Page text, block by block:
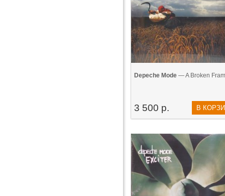
Depeche Mode— A Broken
3 500 р. В